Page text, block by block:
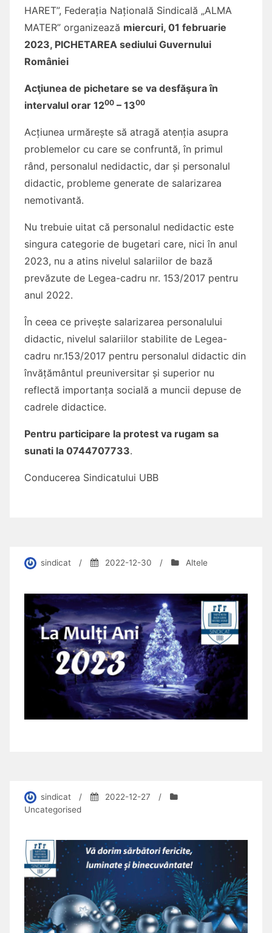
HARET”, Federația Națională Sindicală „ALMA
MATER” organizează miercuri, 01 februarie
2023, PICHETAREA sediului Guvernului
României
Acţiunea de pichetare se va desfăşura în
intervalul orar 1200 – 1300
Acțiunea urmărește să atragă atenția asupra
problemelor cu care se confruntă, în primul
rând, personalul nedidactic, dar și personalul
didactic, probleme generate de salarizarea
nemotivantă.
Nu trebuie uitat că personalul nedidactic este
singura categorie de bugetari care, nici în anul
2023, nu a atins nivelul salariilor de bază
prevăzute de Legea-cadru nr. 153/2017 pentru
anul 2022.
În ceea ce privește salarizarea personalului
didactic, nivelul salariilor stabilite de Legea-
cadru nr.153/2017 pentru personalul didactic din
învățământul preuniversitar și superior nu
reflectă importanța socială a muncii depuse de
cadrele didactice.
Pentru participare la protest va rugam sa
sunati la 0744707733.
Conducerea Sindicatului UBB
sindicat / 2022-12-30 / Altele
sindicat / 2022-12-27
/
Uncategorised